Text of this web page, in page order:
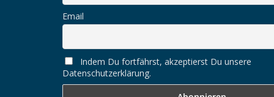
Email
Indem Du fortfährst, akzeptierst Du unsere
Datenschutzerklärung.